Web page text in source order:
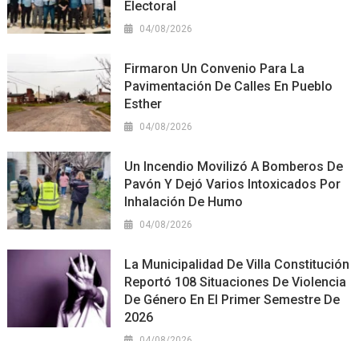
Electoral
04/08/2026
Firmaron Un Convenio Para La
Pavimentación De Calles En Pueblo
Esther
04/08/2026
Un Incendio Movilizó A Bomberos De
Pavón Y Dejó Varios Intoxicados Por
Inhalación De Humo
04/08/2026
La Municipalidad De Villa Constitución
Reportó 108 Situaciones De Violencia
De Género En El Primer Semestre De
2026